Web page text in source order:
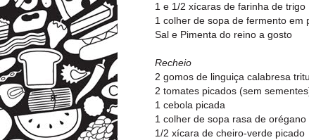
1 e 1/2 xícaras de farinha de trigo
1 colher de sopa de fermento em
Sal e Pimenta do reino a gosto
Recheio
2 gomos de linguiça calabresa
2 tomates picados (sem
1 cebola picada
1 colher de sopa rasa de orégano
1/2 xícara de cheiro-verde picado